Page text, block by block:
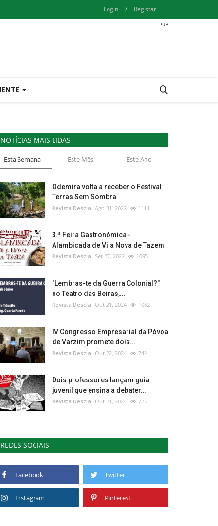
Login / Registar
NOTÍCIAS MAIS LIDAS
Esta Semana Este Mês Este Ano
Odemira volta a receber o Festival
Terras Sem Sombra
Revista Descla Ago 31, 2022 1111
3.ª Feira Gastronómica -
Alambicada de Vila Nova de Tazem
Revista Descla Set 27, 2022 1095
"Lembras-te da Guerra Colonial?"
no Teatro das Beiras,...
Revista Descla Out 21, 2024 1082
IV Congresso Empresarial da Póvoa
de Varzim promete dois...
Revista Descla Out 22, 2024 742
Dois professores lançam guia
juvenil que ensina a debater...
Revista Descla Out 21, 2024 725
REDES SOCIAIS
Facebook Twitter
Instagram Pinterest